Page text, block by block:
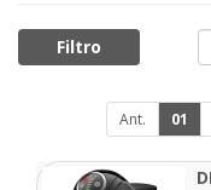
Filtro
Ant. 01